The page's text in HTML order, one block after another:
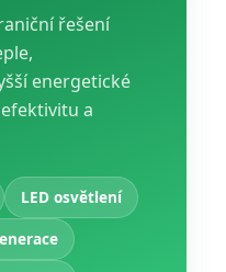
řešení
energetické
a
LED osvětlení